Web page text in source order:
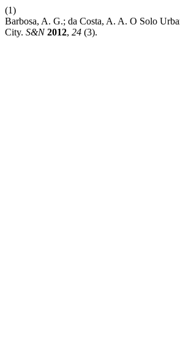
(1)
Barbosa, A. G.; da Costa, A. A. O Solo
City. S&N 2012, 24 (3).